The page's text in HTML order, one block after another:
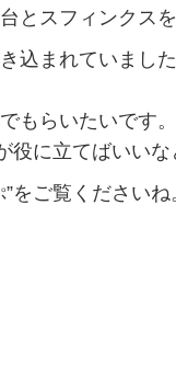
とスフィンクスを
込まれていまし
もらいたいです。
役に立てばいいな
をご覧くださいね